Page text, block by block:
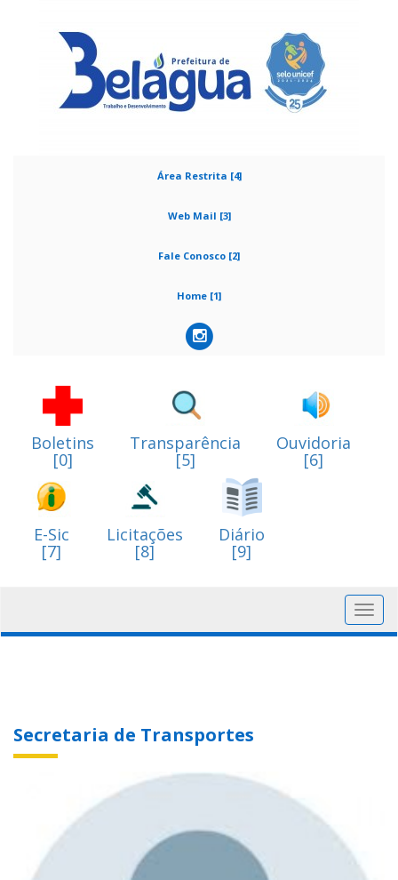
Área Restrita [4]
Web Mail [3]
Fale Conosco [2]
Home [1]
Boletins
[0]
Transparência
[5]
Ouvidoria
[6]
E-Sic
[7]
Licitações
[8]
Diário
[9]
Secretaria de Transportes